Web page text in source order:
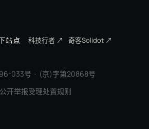
站点 科技行者 ↗ 奇客Solidot ↗
033号 · (京)字第20868号
公开举报受理处置规则